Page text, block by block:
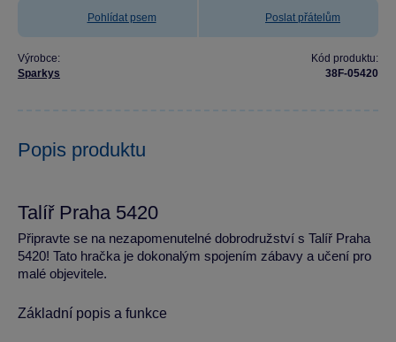
Pohlídat psem Poslat přátelům
Výrobce:
Sparkys
Kód produktu:
38F-05420
Popis produktu
Talíř Praha 5420
Připravte se na nezapomenutelné dobrodružství s Talíř Praha
5420! Tato hračka je dokonalým spojením zábavy a učení pro
malé objevitele.
Základní popis a funkce